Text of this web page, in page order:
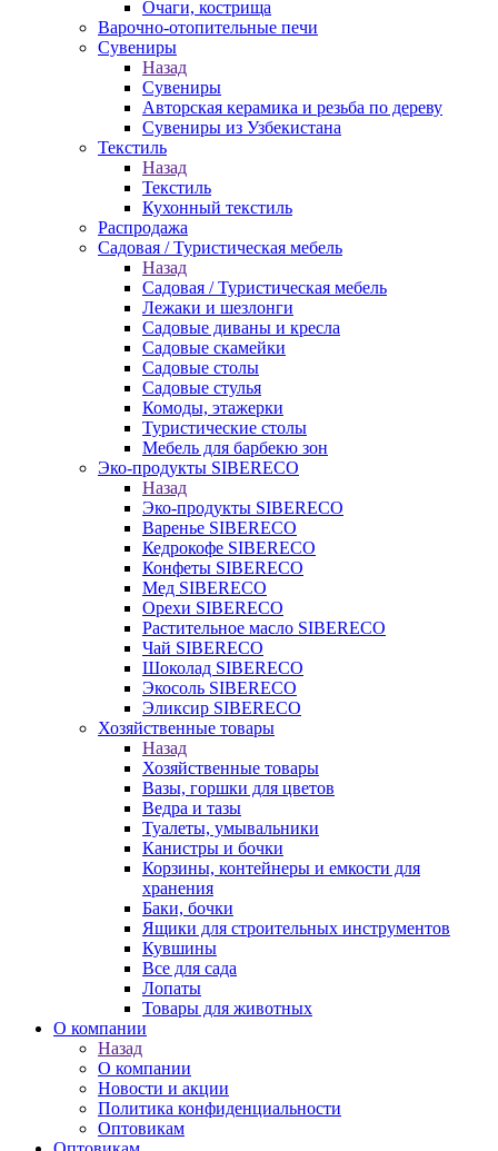
Очаги, кострища
Варочно-отопительные печи
Сувениры
Назад
Сувениры
Авторская керамика и резьба по дереву
Сувениры из Узбекистана
Текстиль
Назад
Текстиль
Кухонный текстиль
Распродажа
Садовая / Туристическая мебель
Назад
Садовая / Туристическая мебель
Лежаки и шезлонги
Садовые диваны и кресла
Садовые скамейки
Садовые столы
Садовые стулья
Комоды, этажерки
Туристические столы
Мебель для барбекю зон
Эко-продукты SIBERECO
Назад
Эко-продукты SIBERECO
Варенье SIBERECO
Кедрокофе SIBERECO
Конфеты SIBERECO
Мед SIBERECO
Орехи SIBERECO
Растительное масло SIBERECO
Чай SIBERECO
Шоколад SIBERECO
Экосоль SIBERECO
Эликсир SIBERECO
Хозяйственные товары
Назад
Хозяйственные товары
Вазы, горшки для цветов
Ведра и тазы
Туалеты, умывальники
Канистры и бочки
Корзины, контейнеры и емкости для
хранения
Баки, бочки
Ящики для строительных инструментов
Кувшины
Все для сада
Лопаты
Товары для животных
О компании
Назад
О компании
Новости и акции
Политика конфиденциальности
Оптовикам